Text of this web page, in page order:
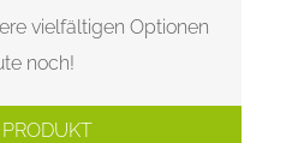
vielfältigen Optionen
noch!